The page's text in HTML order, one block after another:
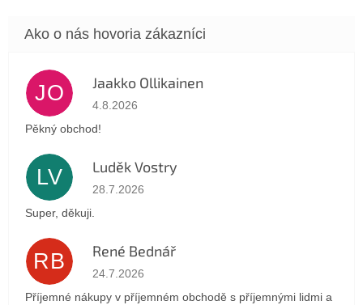
JO Jaakko Ollikainen
Hodnotenie obchodu je 5 z 5 hviezdičiek.
4.8.2026
Pěkný obchod!
LV Luděk Vostry
Hodnotenie obchodu je 5 z 5 hviezdičiek.
28.7.2026
Super, děkuji.
RB René Bednář
Hodnotenie obchodu je 5 z 5 hviezdičiek.
24.7.2026
Příjemné nákupy v příjemném obchodě s příjemnými lidmi a